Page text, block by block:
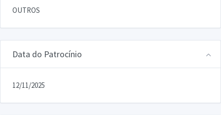
OUTROS
Data do Patrocínio
12/11/2025